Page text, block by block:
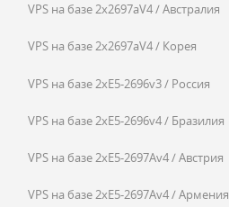
VPS на базе 2x2697aV4 / Австралия
VPS на базе 2x2697aV4 / Корея
VPS на базе 2xE5-2696v3 / Россия
VPS на базе 2xE5-2696v4 / Бразилия
VPS на базе 2xE5-2697Av4 / Австрия
VPS на базе 2xE5-2697Av4 / Армения